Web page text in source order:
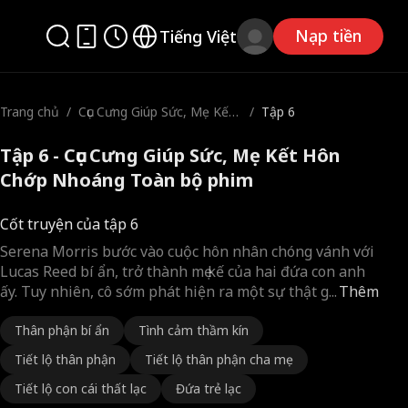
Tiếng Việt Nạp tiền
Trang chủ / Cục Cưng Giúp Sức, Mẹ Kết
/ Tập 6
Tập 6 - Cục Cưng Giúp Sức, Mẹ Kết Hôn
Chớp Nhoáng Toàn bộ phim
Cốt truyện của tập 6
Thêm
Serena Morris bước vào cuộc hôn nhân chóng vánh với
Lucas Reed bí ẩn, trở thành mẹ kế của hai đứa con anh
ấy. Tuy nhiên, cô sớm phát hiện ra một sự thật g...
Thân phận bí ẩn
Tình cảm thầm kín
Tiết lộ thân phận
Tiết lộ thân phận cha mẹ
Tiết lộ con cái thất lạc
Đứa trẻ lạc